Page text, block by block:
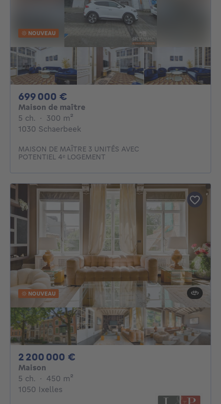
NOUVEAU
699 000 €
Maison de maître
5 ch. 5 chambres
· 300 m²
1030 Schaerbeek
MAISON DE MAÎTRE 3 UNITÉS AVEC
POTENTIEL 4ᵉ LOGEMENT
NOUVEAU
2 200 000 €
Maison
5 ch. 5 chambres
· 450 m²
1050 Ixelles